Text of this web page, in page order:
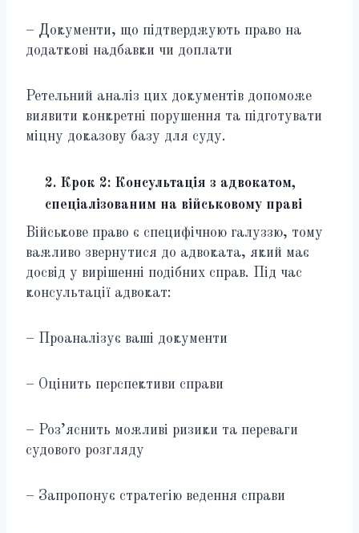
– Документи, що підтверджують право на
додаткові надбавки чи доплати
Ретельний аналіз цих документів допоможе
виявити конкретні порушення та підготувати
міцну доказову базу для суду.
2. Крок 2: Консультація з адвокатом,
спеціалізованим на військовому праві
Військове право є специфічною галуззю, тому
важливо звернутися до адвоката, який має
досвід у вирішенні подібних справ. Під час
консультації адвокат:
– Проаналізує ваші документи
– Оцінить перспективи справи
– Роз’яснить можливі ризики та переваги
судового розгляду
– Запропонує стратегію ведення справи